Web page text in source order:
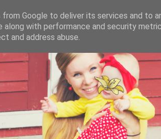
Google to deliver its services and to
along with performance and security
and address abuse.